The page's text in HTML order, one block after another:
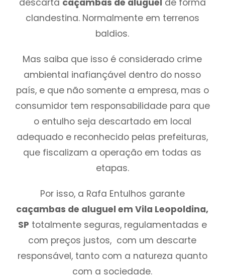
clandestina. Normalmente em terrenos
baldios.
Mas saiba que isso é considerado crime
ambiental inafiançável dentro do nosso
país, e que não somente a empresa, mas o
consumidor tem responsabilidade para que
o entulho seja descartado em local
adequado e reconhecido pelas prefeituras,
que fiscalizam a operação em todas as
etapas.
Por isso, a Rafa Entulhos garante
caçambas de aluguel em Vila Leopoldina,
SP totalmente seguras, regulamentadas e
com preços justos, com um descarte
responsável, tanto com a natureza quanto
com a sociedade.